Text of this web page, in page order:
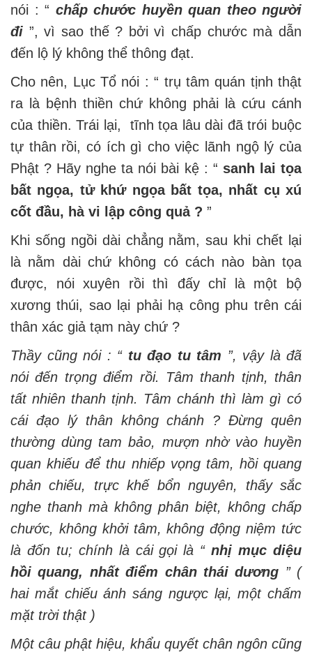
nói : “ chấp chước huyền quan theo người
đi ”, vì sao thế ? bởi vì chấp chước mà dẫn
đến lộ lý không thể thông đạt.
Cho nên, Lục Tổ nói : “ trụ tâm quán tịnh thật
ra là bệnh thiền chứ không phải là cứu cánh
của thiền. Trái lại, tĩnh tọa lâu dài đã trói buộc
tự thân rồi, có ích gì cho việc lãnh ngộ lý của
Phật ? Hãy nghe ta nói bài kệ : “ sanh lai tọa
bất ngọa, tử khứ ngọa bất tọa, nhất cụ xú
cốt đầu, hà vi lập công quả ? ”
Khi sống ngồi dài chẳng nằm, sau khi chết lại
là nằm dài chứ không có cách nào bàn tọa
được, nói xuyên rồi thì đấy chỉ là một bộ
xương thúi, sao lại phải hạ công phu trên cái
thân xác giả tạm này chứ ?
Thầy cũng nói : “ tu đạo tu tâm ”, vậy là đã
nói đến trọng điểm rồi. Tâm thanh tịnh, thân
tất nhiên thanh tịnh. Tâm chánh thì làm gì có
cái đạo lý thân không chánh ? Đừng quên
thường dùng tam bảo, mượn nhờ vào huyền
quan khiếu để thu nhiếp vọng tâm, hồi quang
phản chiếu, trực khế bổn nguyên, thấy sắc
nghe thanh mà không phân biệt, không chấp
chước, không khởi tâm, không động niệm tức
là đốn tu; chính là cái gọi là “nhị mục diệu
hồi quang, nhất điểm chân thái dương ” (
hai mắt chiếu ánh sáng ngược lại, một chấm
mặt trời thật )
Một câu phật hiệu, khẩu quyết chân ngôn cũng